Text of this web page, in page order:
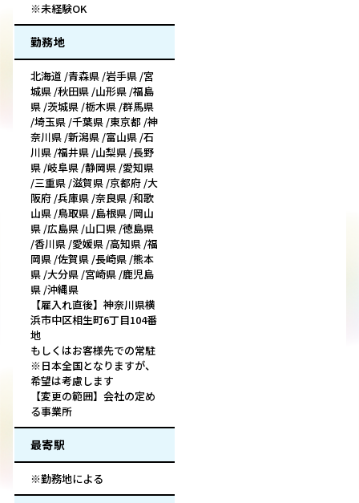
※未経験OK
勤務地
北海道 /青森県 /岩手県 /宮
城県 /秋田県 /山形県 /福島
県 /茨城県 /栃木県 /群馬県
/埼玉県 /千葉県 /東京都 /神
奈川県 /新潟県 /富山県 /石
川県 /福井県 /山梨県 /長野
県 /岐阜県 /静岡県 /愛知県
/三重県 /滋賀県 /京都府 /大
阪府 /兵庫県 /奈良県 /和歌
山県 /鳥取県 /島根県 /岡山
県 /広島県 /山口県 /徳島県
/香川県 /愛媛県 /高知県 /福
岡県 /佐賀県 /長崎県 /熊本
県 /大分県 /宮崎県 /鹿児島
県 /沖縄県
【雇入れ直後】神奈川県横
浜市中区相生町6丁目104番
地
もしくはお客様先での常駐
※日本全国となりますが、
希望は考慮します
【変更の範囲】会社の定め
る事業所
最寄駅
※勤務地による